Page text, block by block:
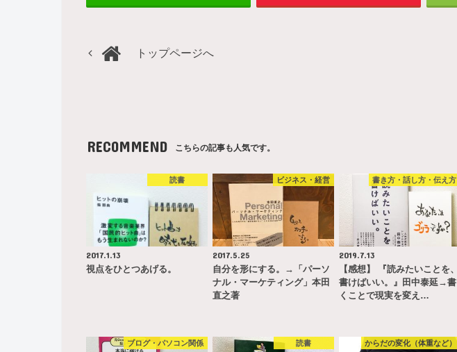
トップページへ
RECOMMEND こちらの記事も人気です。
読書
2017.1.13
視点をひとつあげる。
ビジネス・経営
2017.5.25
自分を形にする。→「パーソ
ナル・マーケティング」本田
直之著
書き方・話し方・伝え方
2019.7.13
【感想】 『読みたいことを、
書けばいい。』田中泰延→書
くことで現実を変え…
ブログ・パソコン関係 読書 からだの変化（体重など）